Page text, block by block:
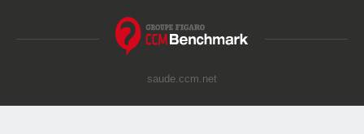
saude.ccm.net